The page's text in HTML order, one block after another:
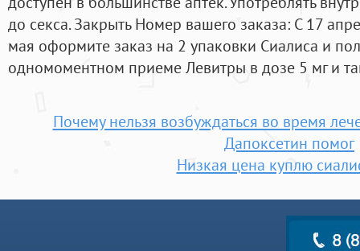
до секса. Закрыть Номер вашего заказа: С 17
мая оформите заказ на 2 упаковки Сиалиса и
одномоментном приеме Левитры в дозе 5 мг и
Почему нельзя возбуждаться во время
Дапоксетин помог
Низкая цена куплю